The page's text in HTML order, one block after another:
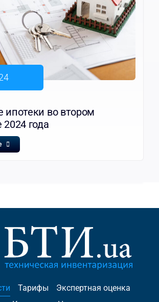
ипотеки во втором
2024 года
Тарифы
Экспертная оценка